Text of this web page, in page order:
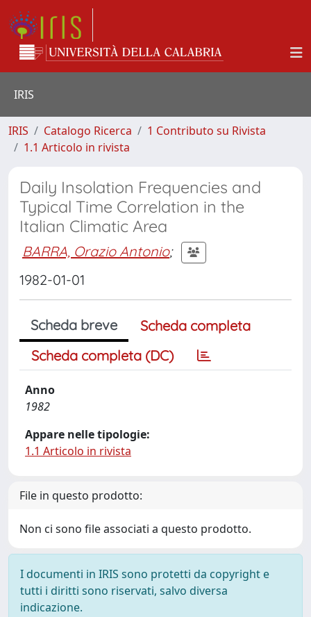
IRIS
IRIS Catalogo Ricerca
1 Contributo su Rivista
1.1 Articolo in rivista
Daily Insolation Frequencies and
Typical Time Correlation in the
Italian Climatic Area
BARRA, Orazio Antonio;
1982-01-01
Scheda breve
Scheda completa
Scheda completa (DC)
Anno
1982
Appare nelle tipologie:
1.1 Articolo in rivista
File in questo prodotto:
Non ci sono file associati a questo prodotto.
I documenti in IRIS sono protetti da copyright e
tutti i diritti sono riservati, salvo diversa
indicazione.